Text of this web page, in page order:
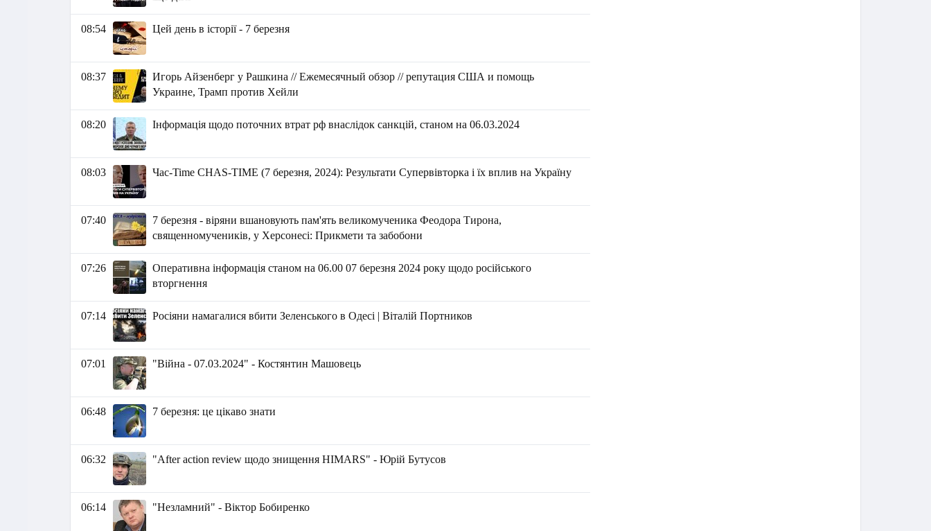
08:54 Цей день в історії - 7 березня
08:37
Игорь Айзенберг у Рашкина // Ежемесячный обзор // репутация США и помощь
Украине, Трамп против Хейли
08:20 Інформація щодо поточних втрат рф внаслідок санкцій, станом на 06.03.2024
08:03 Час-Time CHAS-TIME (7 березня, 2024): Результати Супервівторка і їх вплив на Україну
07:40
7 березня - віряни вшановують пам'ять великомученика Феодора Тирона,
священномучеників, у Херсонесі: Прикмети та забобони
07:26
Оперативна інформація станом на 06.00 07 березня 2024 року щодо російського
вторгнення
07:14 Росіяни намагалися вбити Зеленського в Одесі | Віталій Портников
07:01 "Війна - 07.03.2024" - Костянтин Машовець
06:48 7 березня: це цікаво знати
06:32 "After action review щодо знищення HIMARS" - Юрій Бутусов
06:14 "Незламний" - Віктор Бобиренко